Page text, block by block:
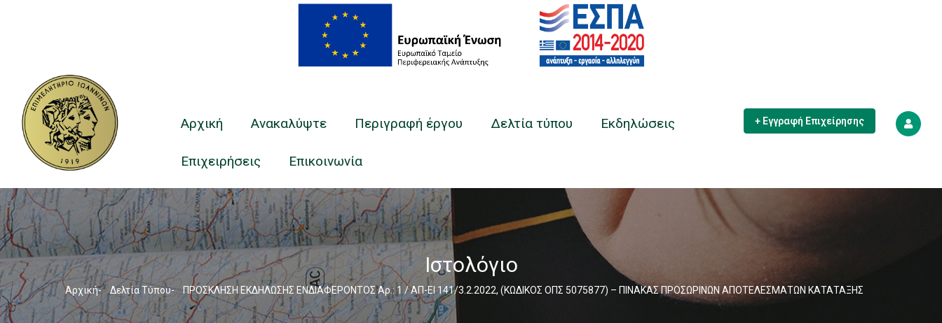
Αρχική Ανακαλύψτε Περιγραφή έργου Δελτία τύπου Εκδηλώσεις
Επιχειρήσεις Επικοινωνία
+ Εγγραφή Επιχείρησης
Ιστολόγιο
Breadcrumb
Αρχική- Δελτία Τύπου- ΠΡΟΣΚΛΗΣΗ ΕΚΔΗΛΩΣΗΣ ΕΝΔΙΑΦΕΡΟΝΤΟΣ Αρ.: 1 / ΑΠ-ΕΙ 141/3.2.2022, (ΚΩΔΙΚΟΣ ΟΠΣ 5075877) – ΠΙΝΑΚΑΣ ΠΡΟΣΩΡΙΝΩΝ ΑΠΟΤΕΛΕΣΜΑΤΩΝ ΚΑΤΑΤΑΞΗΣ